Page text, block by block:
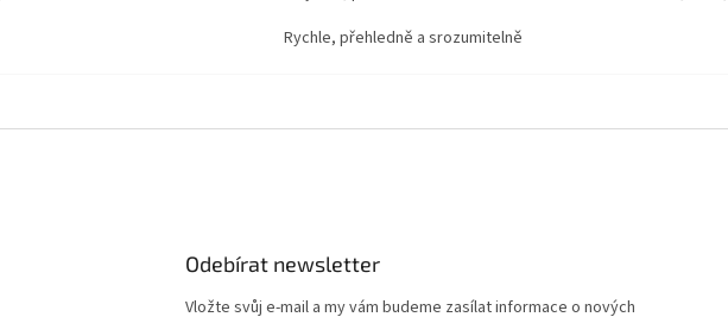
Rychle, přehledně a srozumitelně
Odebírat newsletter
Vložte svůj e-mail a my vám budeme zasílat informace o nových